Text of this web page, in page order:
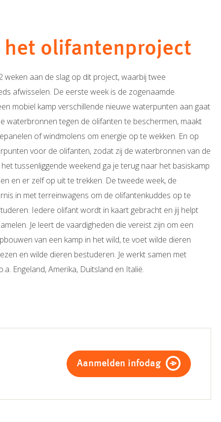
het olifantenproject
weken aan de slag op dit project, waarbij twee
afwisselen. De eerste week is de zogenaamde
mobiel kamp verschillende nieuwe waterpunten aan gaat
waterbronnen tegen de olifanten te beschermen, maakt
of windmolens om energie op te wekken. En op
voor de olifanten, zodat zij de waterbronnen van de
tussenliggende weekend ga je terug naar het basiskamp
en er zelf op uit te trekken. De tweede week, de
in met terreinwagens om de olifantenkuddes op te
Iedere olifant wordt in kaart gebracht en jij helpt
Je leert de vaardigheden die vereist zijn om een
van een kamp in het wild, te voet wilde dieren
en wilde dieren bestuderen. Je werkt samen met
Engeland, Amerika, Duitsland en Italië.
Aanmelden infodag